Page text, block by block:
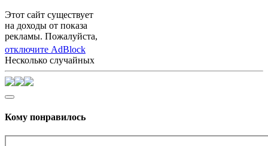
Этот сайт существует
на доходы от показа
рекламы. Пожалуйста,
отключите AdBlock
Несколько случайных
Кому понравилось